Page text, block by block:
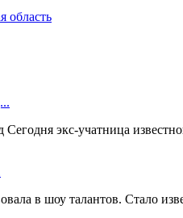
область
Сегодня экс-учатница
в шоу талантов. Стало